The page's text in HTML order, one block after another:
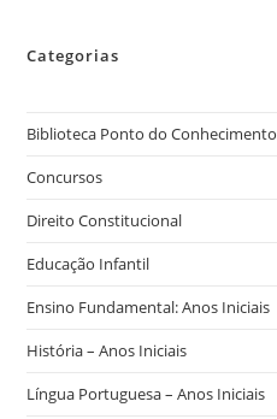
Categorias
Biblioteca Ponto do Conhecimento
Concursos
Direito Constitucional
Educação Infantil
Ensino Fundamental: Anos Iniciais
História – Anos Iniciais
Língua Portuguesa – Anos Iniciais